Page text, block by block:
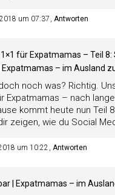
um 07:37 Antworten
für Expatmamas – Teil 8:
– im Ausland
noch was? Richtig.
Expatmamas – nach
kommt heute nun Teil
zeigen, wie du Social
um 10:22 Antworten
| Expatmamas – im